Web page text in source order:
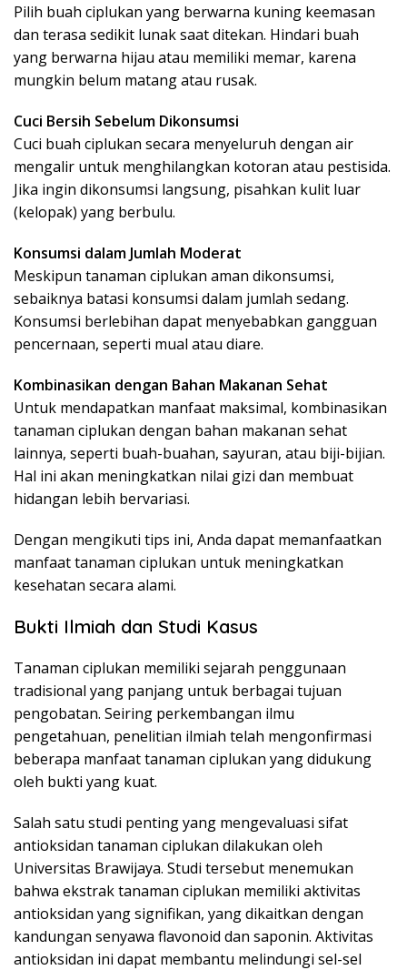
Pilih buah ciplukan yang berwarna kuning keemasan
dan terasa sedikit lunak saat ditekan. Hindari buah
yang berwarna hijau atau memiliki memar, karena
mungkin belum matang atau rusak.
Cuci Bersih Sebelum Dikonsumsi
Cuci buah ciplukan secara menyeluruh dengan air
mengalir untuk menghilangkan kotoran atau pestisida.
Jika ingin dikonsumsi langsung, pisahkan kulit luar
(kelopak) yang berbulu.
Konsumsi dalam Jumlah Moderat
Meskipun tanaman ciplukan aman dikonsumsi,
sebaiknya batasi konsumsi dalam jumlah sedang.
Konsumsi berlebihan dapat menyebabkan gangguan
pencernaan, seperti mual atau diare.
Kombinasikan dengan Bahan Makanan Sehat
Untuk mendapatkan manfaat maksimal, kombinasikan
tanaman ciplukan dengan bahan makanan sehat
lainnya, seperti buah-buahan, sayuran, atau biji-bijian.
Hal ini akan meningkatkan nilai gizi dan membuat
hidangan lebih bervariasi.
Dengan mengikuti tips ini, Anda dapat memanfaatkan
manfaat tanaman ciplukan untuk meningkatkan
kesehatan secara alami.
Bukti Ilmiah dan Studi Kasus
Tanaman ciplukan memiliki sejarah penggunaan
tradisional yang panjang untuk berbagai tujuan
pengobatan. Seiring perkembangan ilmu
pengetahuan, penelitian ilmiah telah mengonfirmasi
beberapa manfaat tanaman ciplukan yang didukung
oleh bukti yang kuat.
Salah satu studi penting yang mengevaluasi sifat
antioksidan tanaman ciplukan dilakukan oleh
Universitas Brawijaya. Studi tersebut menemukan
bahwa ekstrak tanaman ciplukan memiliki aktivitas
antioksidan yang signifikan, yang dikaitkan dengan
kandungan senyawa flavonoid dan saponin. Aktivitas
antioksidan ini dapat membantu melindungi sel-sel